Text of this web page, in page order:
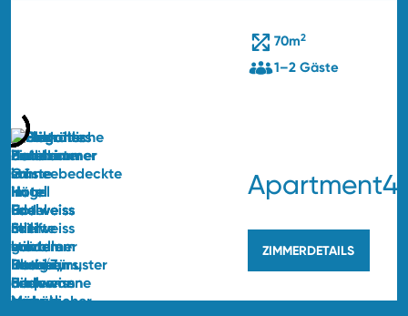
70m2
1–2 Gäste
ZIMMERDETAILS